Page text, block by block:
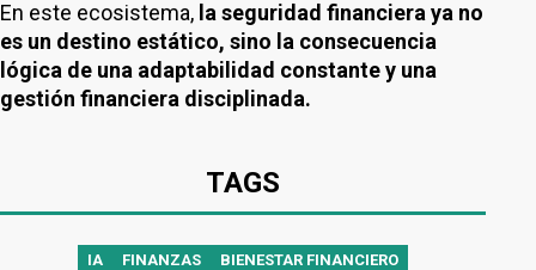
En este ecosistema, la seguridad financiera ya no
es un destino estático, sino la consecuencia
lógica de una adaptabilidad constante y una
gestión financiera disciplinada.
TAGS
IA FINANZAS BIENESTAR FINANCIERO